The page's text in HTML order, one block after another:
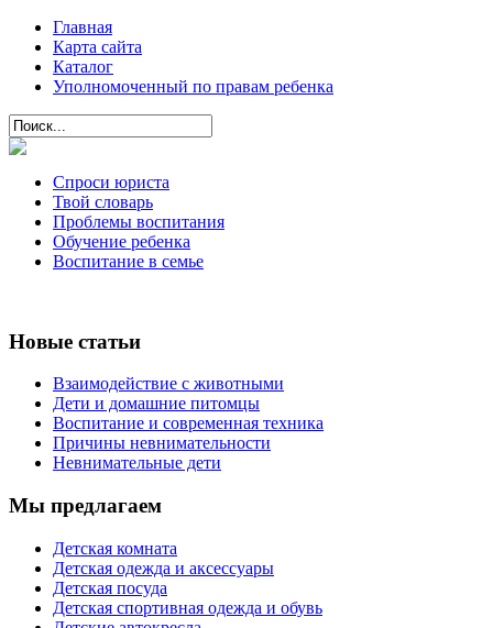
Главная
Карта сайта
Каталог
Уполномоченный по правам ребенка
Спроси юриста
Твой словарь
Проблемы воспитания
Обучение ребенка
Воспитание в семье
Новые статьи
Взаимодействие с животными
Дети и домашние питомцы
Воспитание и современная техника
Причины невнимательности
Невнимательные дети
Мы предлагаем
Детская комната
Детская одежда и аксессуары
Детская посуда
Детская спортивная одежда и обувь